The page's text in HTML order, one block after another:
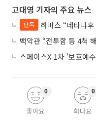
고대영 기자의 주요 뉴스
단독
하마스 “네타냐후
좋아요
0
화나요
0